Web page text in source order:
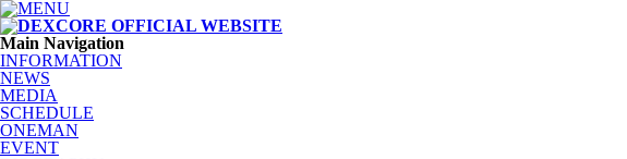
Main Navigation
INFORMATION
NEWS
MEDIA
SCHEDULE
ONEMAN
EVENT